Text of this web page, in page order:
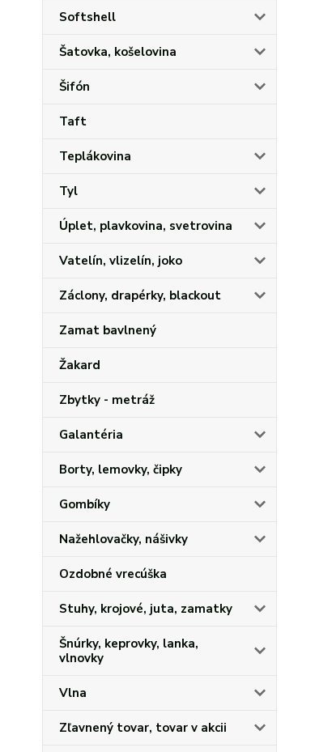
Softshell
Šatovka, košelovina
Šifón
Taft
Teplákovina
Tyl
Úplet, plavkovina, svetrovina
Vatelín, vlizelín, joko
Záclony, drapérky, blackout
Zamat bavlnený
Žakard
Zbytky - metráž
Galantéria
Borty, lemovky, čipky
Gombíky
Nažehlovačky, nášivky
Ozdobné vrecúška
Stuhy, krojové, juta, zamatky
Šnúrky, keprovky, lanka,
vlnovky
Vlna
Zľavnený tovar, tovar v akcii